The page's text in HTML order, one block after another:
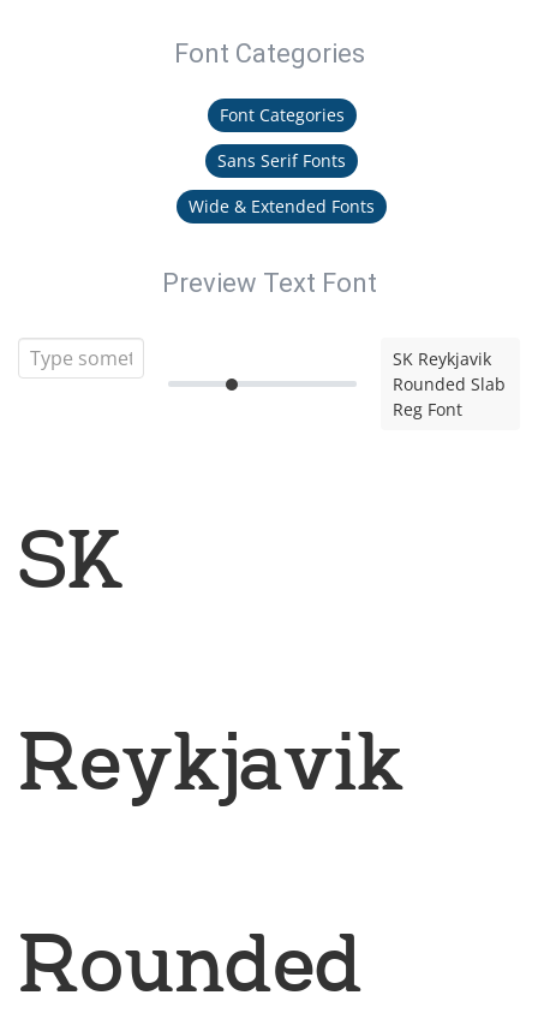
Font Categories
Font Categories
Sans Serif Fonts
Wide & Extended Fonts
Preview Text Font
SK Reykjavik
Rounded Slab
Reg Font
SK
Reykjavik
Rounded